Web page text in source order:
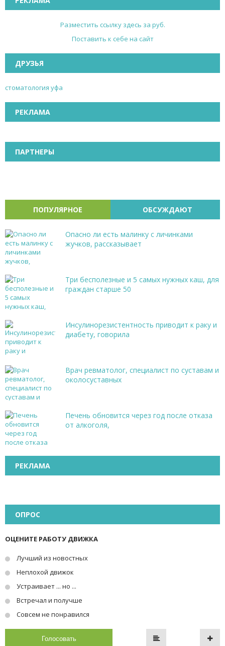
Разместить ссылку здесь за руб.
Поставить к себе на сайт
ДРУЗЬЯ
стоматология уфа
РЕКЛАМА
ПАРТНЕРЫ
ПОПУЛЯРНОЕ ОБСУЖДАЮТ
Опасно ли есть малинку с личинками
жучков, рассказывает
Три бесполезные и 5 самых нужных каш, для
граждан старше 50
Инсулинорезистентность приводит к раку и
диабету, говорила
Врач ревматолог, специалист по суставам и
околосуставных
Печень обновится через год после отказа
от алкоголя,
РЕКЛАМА
ОПРОС
ОЦЕНИТЕ РАБОТУ ДВИЖКА
Лучший из новостных
Неплохой движок
Устраивает ... но ...
Встречал и получше
Совсем не понравился
Голосовать